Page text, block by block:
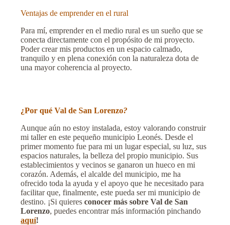
Ventajas de emprender en el rural
Para mí, emprender en el medio rural es un sueño que se
conecta directamente con el propósito de mi proyecto.
Poder crear mis productos en un espacio calmado,
tranquilo y en plena conexión con la naturaleza dota de
una mayor coherencia al proyecto.
¿Por qué Val de San Lorenzo?
Aunque aún no estoy instalada, estoy valorando construir
mi taller en este pequeño municipio Leonés. Desde el
primer momento fue para mi un lugar especial, su luz, sus
espacios naturales, la belleza del propio municipio. Sus
establecimientos y vecinos se ganaron un hueco en mi
corazón. Además, el alcalde del municipio, me ha
ofrecido toda la ayuda y el apoyo que he necesitado para
facilitar que, finalmente, este pueda ser mi municipio de
destino. ¡Si quieresconocer más sobre Val de San
Lorenzo, puedes encontrar más información pinchando
aquí!